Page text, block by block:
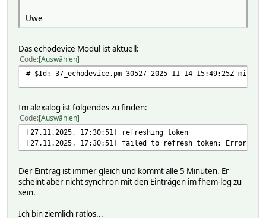
Uwe
Das echodevice Modul ist aktuell:
Code Auswählen
# $Id: 37_echodevice.pm 30527 2025-11-14 15:49:25Z
Im alexalog ist folgendes zu finden:
Code Auswählen
[27.11.2025, 17:30:51] refreshing token
[27.11.2025, 17:30:51] failed to refresh token: Error:
Der Eintrag ist immer gleich und kommt alle 5 Minuten. Er
scheint aber nicht synchron mit den Einträgen im fhem-log zu
sein.
Ich bin ziemlich ratlos...